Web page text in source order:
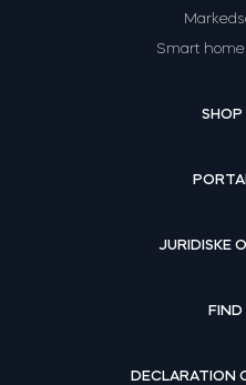
Smart
SHOP
JURIDISKE
FIND
DECLARATION